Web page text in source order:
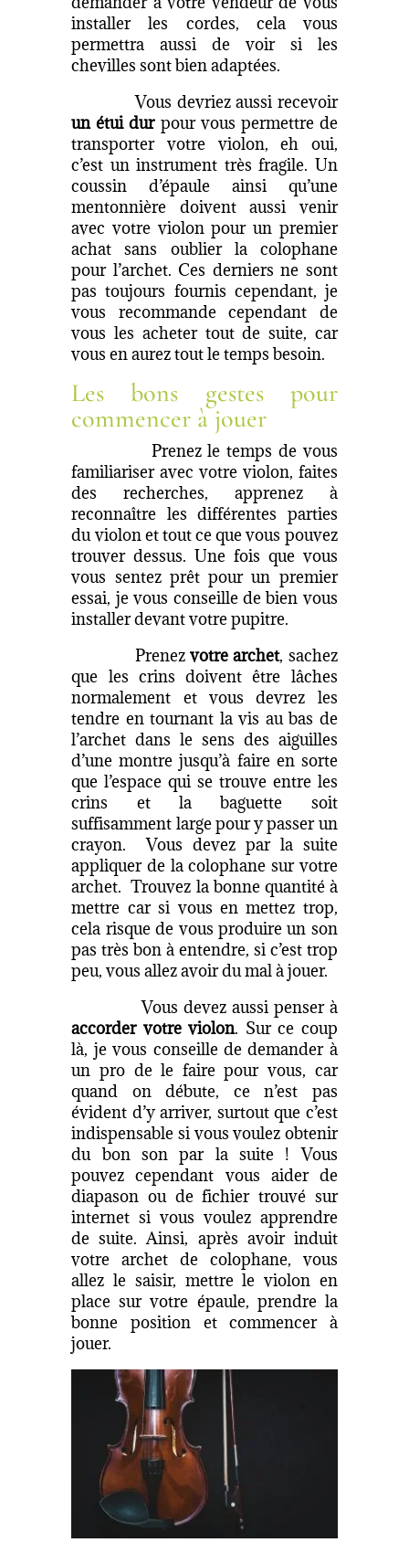
installer les cordes, cela vous
permettra aussi de voir si les
chevilles sont bien adaptées.
Vous devriez aussi recevoir
un étui dur pour vous permettre de
transporter votre violon, eh oui,
c’est un instrument très fragile. Un
coussin d’épaule ainsi qu’une
mentonnière doivent aussi venir
avec votre violon pour un premier
achat sans oublier la colophane
pour l’archet. Ces derniers ne sont
pas toujours fournis cependant, je
vous recommande cependant de
vous les acheter tout de suite, car
vous en aurez tout le temps besoin.
Les bons gestes pour
commencer à jouer
Prenez le temps de vous
familiariser avec votre violon, faites
des recherches, apprenez à
reconnaître les différentes parties
du violon et tout ce que vous pouvez
trouver dessus. Une fois que vous
vous sentez prêt pour un premier
essai, je vous conseille de bien vous
installer devant votre pupitre.
Prenez votre archet, sachez
que les crins doivent être lâches
normalement et vous devrez les
tendre en tournant la vis au bas de
l’archet dans le sens des aiguilles
d’une montre jusqu’à faire en sorte
que l’espace qui se trouve entre les
crins et la baguette soit
suffisamment large pour y passer un
crayon. Vous devez par la suite
appliquer de la colophane sur votre
archet. Trouvez la bonne quantité à
mettre car si vous en mettez trop,
cela risque de vous produire un son
pas très bon à entendre, si c’est trop
peu, vous allez avoir du mal à jouer.
Vous devez aussi penser à
accorder votre violon. Sur ce coup
là, je vous conseille de demander à
un pro de le faire pour vous, car
quand on débute, ce n’est pas
évident d’y arriver, surtout que c’est
indispensable si vous voulez obtenir
du bon son par la suite ! Vous
pouvez cependant vous aider de
diapason ou de fichier trouvé sur
internet si vous voulez apprendre
de suite. Ainsi, après avoir induit
votre archet de colophane, vous
allez le saisir, mettre le violon en
place sur votre épaule, prendre la
bonne position et commencer à
jouer.